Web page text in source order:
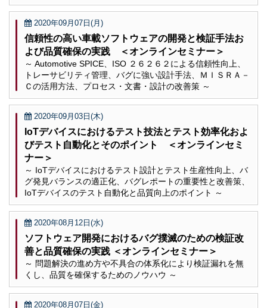
2020年09月07日(月)
信頼性の高い車載ソフトウェアの開発と検証手法お
よび品質確保の実践 ＜オンラインセミナー＞
～ Automotive SPICE、ISO ２６２６２による信頼性向上、
トレーサビリティ管理、バグに強い設計手法、ＭＩＳＲＡ－
Ｃの活用方法、プロセス・文書・設計の改善策 ～
2020年09月03日(木)
IoTデバイスにおけるテスト技法とテスト効率化およ
びテスト自動化とそのポイント ＜オンラインセミ
ナー＞
～ IoTデバイスにおけるテスト設計とテスト生産性向上、バ
グ発見バランスの適正化、バグレポートの重要性と改善策、
IoTデバイスのテスト自動化と品質向上のポイント ～
2020年08月12日(水)
ソフトウェア開発におけるバグ撲滅のための検証改
善と品質確保の実践 ＜オンラインセミナー＞
～ 問題解決の進め方や不具合の体系化により検証漏れを無
くし、品質を確保するためのノウハウ ～
2020年08月07日(金)